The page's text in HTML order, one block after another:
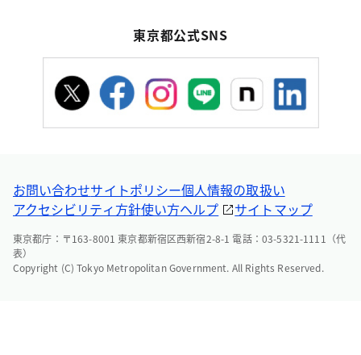
東京都公式SNS
お問い合わせサイトポリシー個人情報の取扱い
アクセシビリティ方針使い方ヘルプ サイトマップ
東京都庁：〒163-8001 東京都新宿区西新宿2-8-1 電話：03-5321-1111（代
表）
Copyright (C) Tokyo Metropolitan Government. All Rights Reserved.